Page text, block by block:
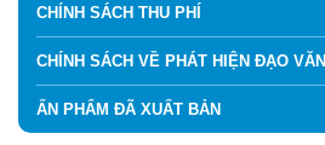
CHÍNH SÁCH THU PHÍ
CHÍNH SÁCH VỀ PHÁT HIỆN ĐẠO VĂN
ẤN PHẨM ĐÃ XUẤT BẢN